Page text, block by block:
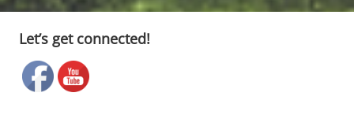
Let’s get connected!